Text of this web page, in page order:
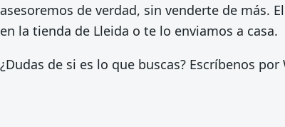
asesoremos de verdad, sin venderte de más.
en la tienda de Lleida o te lo enviamos a casa.
¿Dudas de si es lo que buscas? Escríbenos